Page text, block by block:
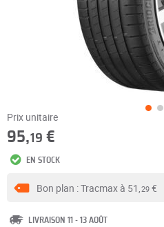
Prix unitaire
95,19 €
EN STOCK
Bon plan : Tracmax à 51,29€
LIVRAISON 11 - 13 AOÛT